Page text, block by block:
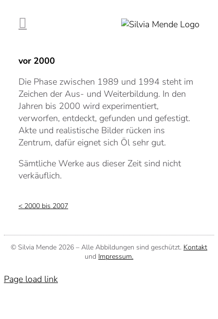
Inhalt
springen
vor 2000
Die Phase zwischen 1989 und 1994 steht im
Zeichen der Aus- und Weiterbildung. In den
Jahren bis 2000 wird experimentiert,
verworfen, entdeckt, gefunden und gefestigt.
Akte und realistische Bilder rücken ins
Zentrum, dafür eignet sich Öl sehr gut.
Sämtliche Werke aus dieser Zeit sind nicht
verkäuflich.
< 2000 bis 2007
© Silvia Mende 2026 – Alle Abbildungen sind geschützt. Kontakt
und Impressum.
Page load link